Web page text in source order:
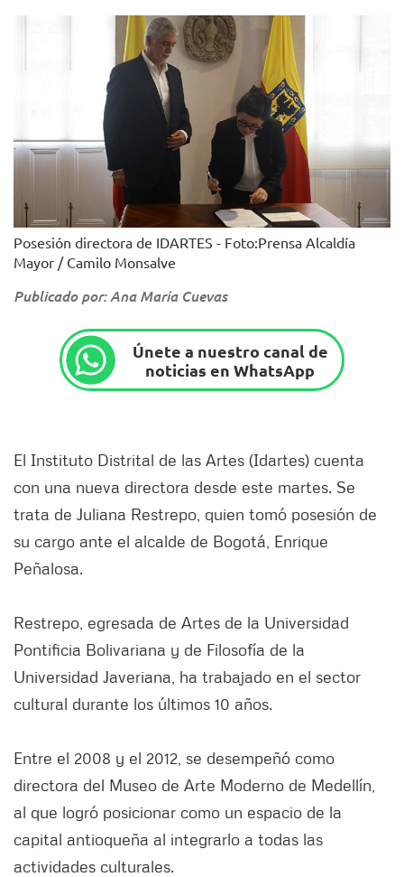
Posesión directora de IDARTES - Foto:Prensa Alcaldía
Mayor / Camilo Monsalve
Publicado por: Ana María Cuevas
Únete a nuestro canal de
noticias en WhatsApp
El Instituto Distrital de las Artes (Idartes) cuenta
con una nueva directora desde este martes. Se
trata de Juliana Restrepo, quien tomó posesión de
su cargo ante el alcalde de Bogotá, Enrique
Peñalosa.
Restrepo, egresada de Artes de la Universidad
Pontificia Bolivariana y de Filosofía de la
Universidad Javeriana, ha trabajado en el sector
cultural durante los últimos 10 años.
Entre el 2008 y el 2012, se desempeñó como
directora del Museo de Arte Moderno de Medellín,
al que logró posicionar como un espacio de la
capital antioqueña al integrarlo a todas las
actividades culturales.